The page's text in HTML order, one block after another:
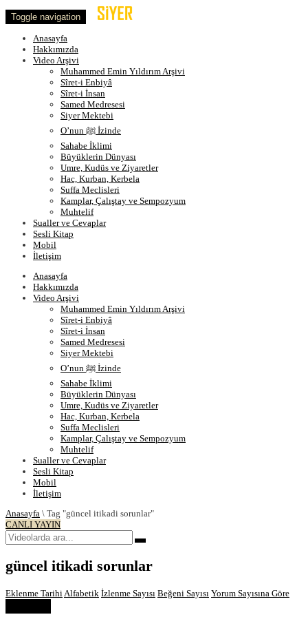
Toggle navigation
Anasayfa
Hakkımızda
Video Arşivi
Muhammed Emin Yıldırım Arşivi
Sîret-i Enbiyâ
Sîret-i İnsan
Samed Medresesi
Siyer Mektebi
O’nun ﷺ İzinde
Sahabe İklimi
Büyüklerin Dünyası
Umre, Kudüs ve Ziyaretler
Hac, Kurban, Kerbela
Suffa Meclisleri
Kamplar, Çalıştay ve Sempozyum
Muhtelif
Sualler ve Cevaplar
Sesli Kitap
Mobil
İletişim
Anasayfa
Hakkımızda
Video Arşivi
Muhammed Emin Yıldırım Arşivi
Sîret-i Enbiyâ
Sîret-i İnsan
Samed Medresesi
Siyer Mektebi
O’nun ﷺ İzinde
Sahabe İklimi
Büyüklerin Dünyası
Umre, Kudüs ve Ziyaretler
Hac, Kurban, Kerbela
Suffa Meclisleri
Kamplar, Çalıştay ve Sempozyum
Muhtelif
Sualler ve Cevaplar
Sesli Kitap
Mobil
İletişim
Anasayfa \ Tag "güncel itikadi sorunlar"
CANLI YAYIN
güncel itikadi sorunlar
Eklenme Tarihi Alfabetik İzlenme Sayısı Beğeni Sayısı Yorum Sayısına Göre